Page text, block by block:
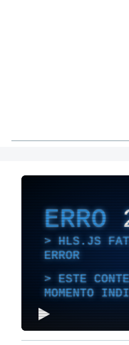
ERRO
HLS.JS
ERROR
ESTE
MOMENTO